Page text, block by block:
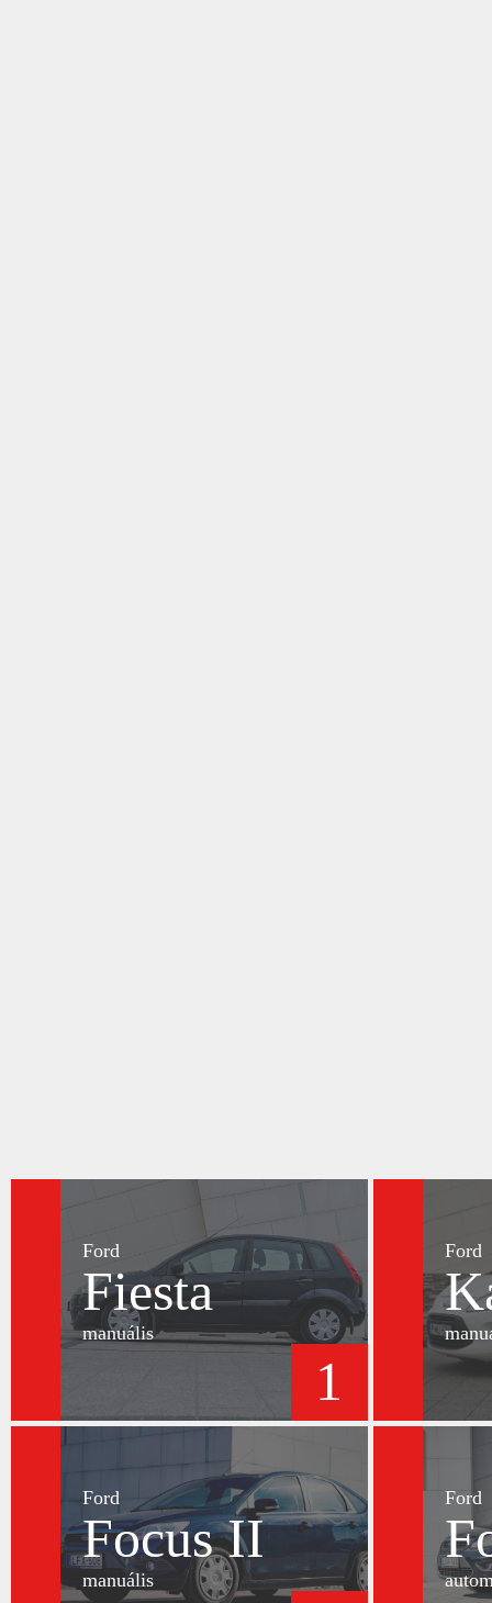
Ford
Fiesta
manuális
1
Ford
Ford
Focus II
manuális
Ford